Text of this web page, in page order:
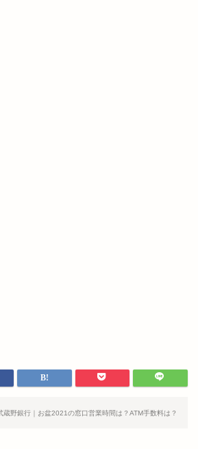
蔵野銀行｜お盆2021の窓口営業時間は？ATM手数料は？